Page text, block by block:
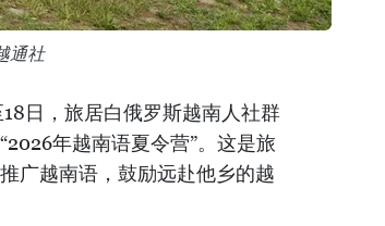
通社
日，旅居白俄罗斯越南人社群
年越南语夏令营”。这是旅
广越南语，鼓励远赴他乡的越